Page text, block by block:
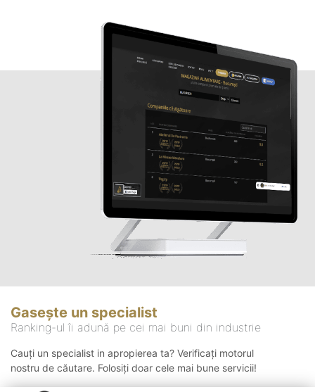
Gasește un specialist
Ranking-ul îi adună pe cei mai buni din industrie
Cauți un specialist in apropierea ta? Verificați motorul
nostru de căutare. Folosiți doar cele mai bune servicii!